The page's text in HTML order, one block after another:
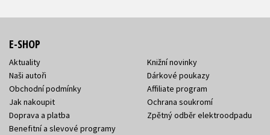
E-SHOP
Aktuality
Naši autoři
Obchodní podmínky
Jak nakoupit
Doprava a platba
Benefitní a slevové programy
Knižní novinky
Dárkové poukazy
Affiliate program
Ochrana soukromí
Zpětný odběr elektroodpadu